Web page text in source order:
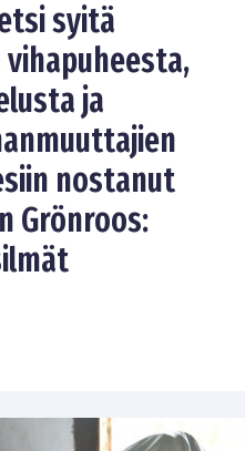
syitä
ja
nostanut
Grönroos: